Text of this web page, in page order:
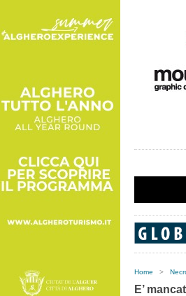
Home >
E’